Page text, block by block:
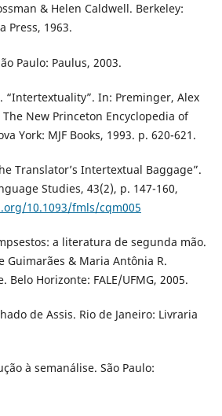
& Helen Caldwell. Berkeley:
Press, 1963.
Paulo: Paulus, 2003.
“Intertextuality”. In: Preminger, Alex
The New Princeton Encyclopedia of
York: MJF Books, 1993. p. 620-621.
Translator’s Intertextual Baggage”.
Studies, 43(2), p. 147-160,
10.1093/fmls/cqm005
a literatura de segunda mão.
Guimarães & Maria Antônia R.
Horizonte: FALE/UFMG, 2005.
de Assis. Rio de Janeiro: Livraria
à semanálise. São Paulo: